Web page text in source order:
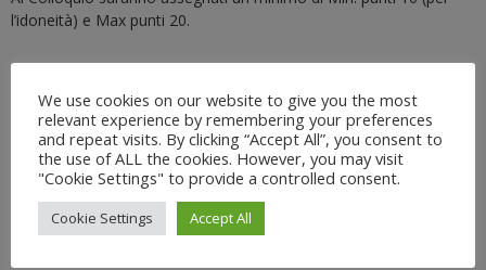
l’idoneità) e Max punti 20.
Risulteranno idonei all’affidamento dell’incarico i candidati che
avranno ottenuto il punteggio finale di 25 punti, rispettando i
punteggi minimi sopra dettagliati.
In caso di parità di punteggio verrà selezionato il candidato più
We use cookies on our website to give you the most
relevant experience by remembering your preferences
and repeat visits. By clicking “Accept All”, you consent to
the use of ALL the cookies. However, you may visit
"Cookie Settings" to provide a controlled consent.
Cookie Settings Accept All